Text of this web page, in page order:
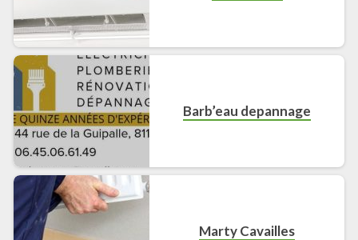
Barb’eau depannage
Marty Cavailles